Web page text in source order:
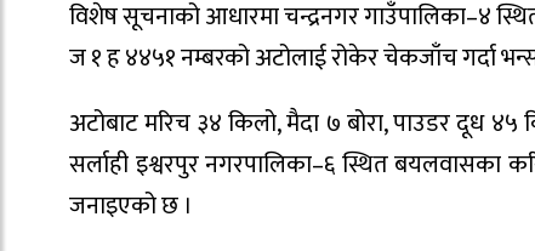
विशेष सूचनाको आधारमा चन्द्रनगर गाउँपालिका–४
ज १ ह ४४५१ नम्बरको अटोलाई रोकेर चेकजाँच गर्दा
अटोबाट मरिच ३४ किलो, मैदा ७ बोरा, पाउडर दूध
सर्लाही इश्वरपुर नगरपालिका–६ स्थित बयलवासका
जनाइएको छ ।